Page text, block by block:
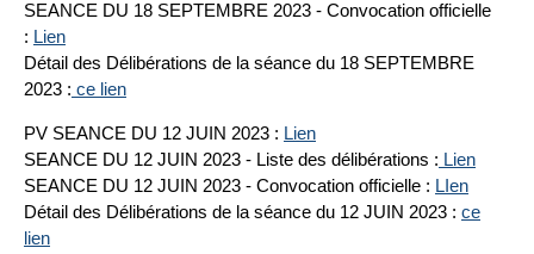
SEANCE DU 18 SEPTEMBRE 2023 - Convocation officielle
: Lien
Détail des Délibérations de la séance du 18 SEPTEMBRE
2023 : ce lien
PV SEANCE DU 12 JUIN 2023 : Lien
SEANCE DU 12 JUIN 2023 - Liste des délibérations : Lien
SEANCE DU 12 JUIN 2023 - Convocation officielle : LIen
Détail des Délibérations de la séance du 12 JUIN 2023 : ce
lien